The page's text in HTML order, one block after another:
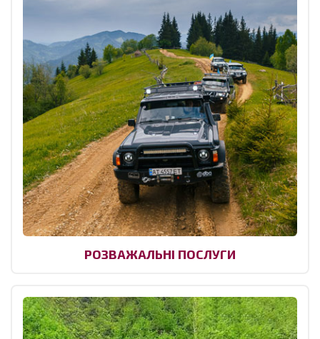
РОЗВАЖАЛЬНІ ПОСЛУГИ